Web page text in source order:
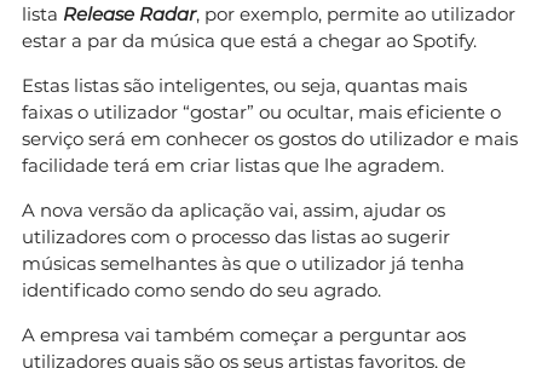
lista Release Radar, por exemplo, permite ao utilizador
estar a par da música que está a chegar ao Spotify.
Estas listas são inteligentes, ou seja, quantas mais
faixas o utilizador “gostar” ou ocultar, mais eficiente o
serviço será em conhecer os gostos do utilizador e mais
facilidade terá em criar listas que lhe agradem.
A nova versão da aplicação vai, assim, ajudar os
utilizadores com o processo das listas ao sugerir
músicas semelhantes às que o utilizador já tenha
identificado como sendo do seu agrado.
A empresa vai também começar a perguntar aos
utilizadores quais são os seus artistas favoritos, de